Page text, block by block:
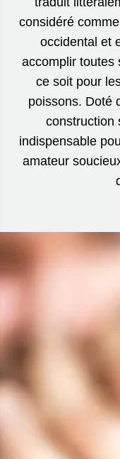
considéré
occidental et
accomplir toutes
ce soit pour
poissons. Doté
construction
indispensable
amateur